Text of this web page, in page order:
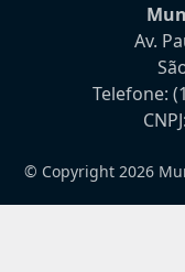
Av.
Telefone:
© Copyright 2026